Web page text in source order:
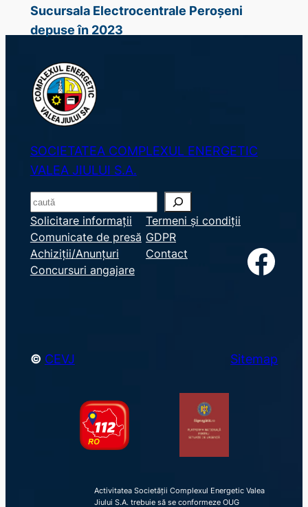
Sucursala Electrocentrale Peroșeni
depuse în 2023
SOCIETATEA COMPLEXUL ENERGETIC
VALEA JIULUI S.A.
S
e
a
r
c
Solicitare informații
Comunicate de presă
Achiziții/Anunțuri
Concursuri angajare
Termeni și condiții
GDPR
Contact
Facebook
© CEVJ Sitemap
Activitatea Societății Complexul Energetic Valea
Jiului S.A. trebuie să se conformeze OUG